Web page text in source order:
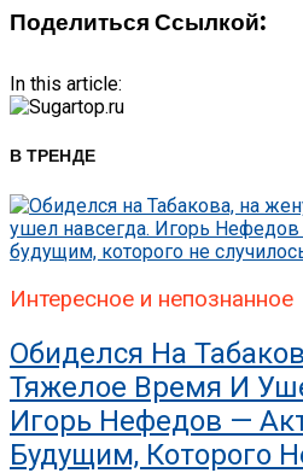
Поделиться Ссылкой:
In this article:
В ТРЕНДЕ
Интересное и непознанное
Обиделся На
Тяжелое Время И
Игорь Нефедов —
Будущим, Которого